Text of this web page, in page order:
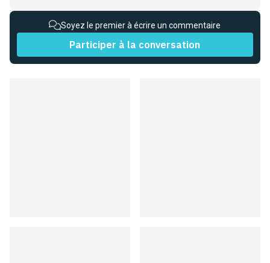
Soyez le premier à écrire un commentaire
Participer à la conversation